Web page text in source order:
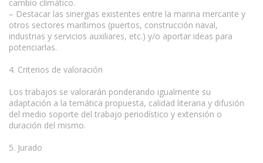
cambio climático.
– Destacar las sinergias existentes entre la marina mercante y
otros sectores marítimos (puertos, construcción naval,
industrias y servicios auxiliares, etc.) y/o aportar ideas para
potenciarlas.
4. Criterios de valoración
Los trabajos se valorarán ponderando igualmente su
adaptación a la temática propuesta, calidad literaria y difusión
del medio soporte del trabajo periodístico y extensión o
duración del mismo.
5. Jurado